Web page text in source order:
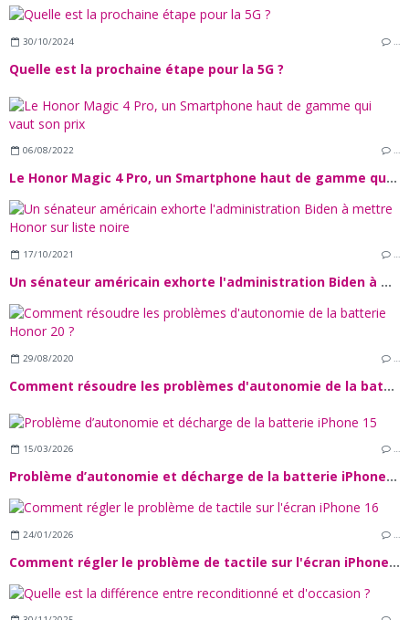
30/10/2024 …
Quelle est la prochaine étape pour la 5G ?
06/08/2022 …
Le Honor Magic 4 Pro, un Smartphone haut de gamme qui vaut son prix
17/10/2021 …
Un sénateur américain exhorte l'administration Biden à mettre Honor sur liste noire
29/08/2020
Comment résoudre les problèmes d'autonomie de la batterie Honor 20 ?
15/03/2026 …
Problème d’autonomie et décharge de la batterie iPhone 15
24/01/2026 …
Comment régler le problème de tactile sur l'écran iPhone 16